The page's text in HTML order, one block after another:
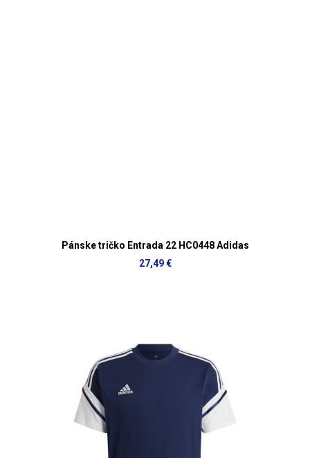
Pánske tričko Entrada 22 HC0448 Adidas
27,49 €